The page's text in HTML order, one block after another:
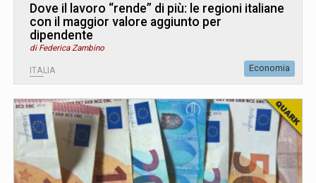
Dove il lavoro “rende” di più: le regioni italiane
con il maggior valore aggiunto per
dipendente
di Federica Zambino
ITALIA Economia